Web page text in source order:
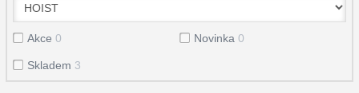
Akce 0 Novinka 0
Skladem 3